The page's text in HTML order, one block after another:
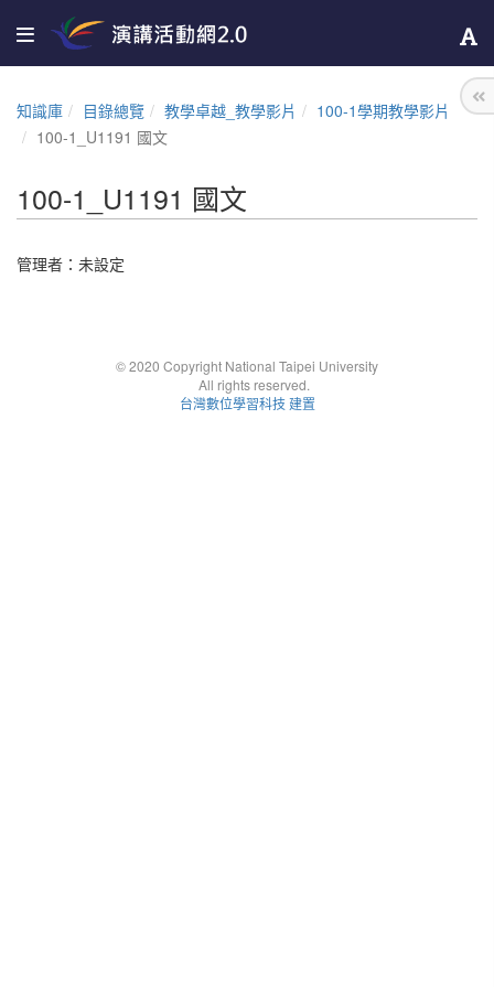
知識庫 目錄總覽 教學卓越_教學影片
100-1學期教學影片
100-1_U1191 國文
100-1_U1191 國文
管理者：未設定
© 2020 Copyright National Taipei University
All rights reserved.
台灣數位學習科技 建置